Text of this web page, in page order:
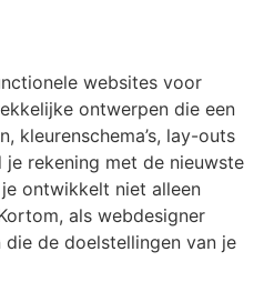
websites voor
ontwerpen die een
kleurenschema’s, lay-outs
rekening met de nieuwste
ontwikkelt niet alleen
als webdesigner
de doelstellingen van je